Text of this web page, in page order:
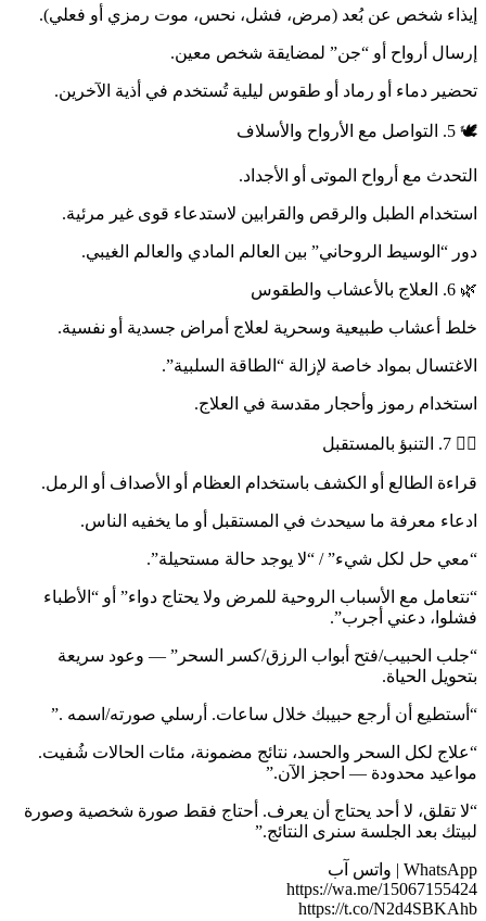
إيذاء شخص عن بُعد (مرض، فشل، نحس، موت رمزي أو فعلي).
إرسال أرواح أو “جن” لمضايقة شخص معين.
تحضير دماء أو رماد أو طقوس ليلية تُستخدم في أذية الآخرين.
🕊️ 5. التواصل مع الأرواح والأسلاف
التحدث مع أرواح الموتى أو الأجداد.
استخدام الطبل والرقص والقرابين لاستدعاء قوى غير مرئية.
دور “الوسيط الروحاني” بين العالم المادي والعالم الغيبي.
🌿 6. العلاج بالأعشاب والطقوس
خلط أعشاب طبيعية وسحرية لعلاج أمراض جسدية أو نفسية.
الاغتسال بمواد خاصة لإزالة “الطاقة السلبية”.
استخدام رموز وأحجار مقدسة في العلاج.
🧙‍♂️ 7. التنبؤ بالمستقبل
قراءة الطالع أو الكشف باستخدام العظام أو الأصداف أو الرمل.
ادعاء معرفة ما سيحدث في المستقبل أو ما يخفيه الناس.
“معي حل لكل شيء” / “لا يوجد حالة مستحيلة”.
“نتعامل مع الأسباب الروحية للمرض ولا يحتاج دواء” أو “الأطباء
فشلوا، دعني أجرب”.
“جلب الحبيب/فتح أبواب الرزق/كسر السحر” — وعود سريعة
بتحويل الحياة.
“أستطيع أن أرجع حبيبك خلال ساعات. أرسلي صورته/اسمه .”
“علاج لكل السحر والحسد، نتائج مضمونة، مئات الحالات شُفيت.
مواعيد محدودة — احجز الآن.”
“لا تقلق، لا أحد يحتاج أن يعرف. أحتاج فقط صورة شخصية وصورة
لبيتك بعد الجلسة سنرى النتائج.”
WhatsApp | واتس آب
https://wa.me/15067155424
https://t.co/N2d4SBKAhb